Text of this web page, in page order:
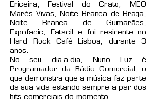
Ericeira, Festival do Crato, MEO
Marés Vivas, Noite Branca de Braga,
Noite Branca de Guimarães,
Expofacic, Fatacil e foi residente no
Hard Rock Café Lisboa, durante 3
anos.
No seu dia-a-dia, Nuno Luz é
Programador da Rádio Comercial, o
que demonstra que a música faz parte
da sua vida estando sempre a par dos
hits comerciais do momento.